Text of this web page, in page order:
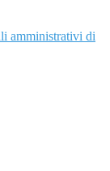
amministrativi di